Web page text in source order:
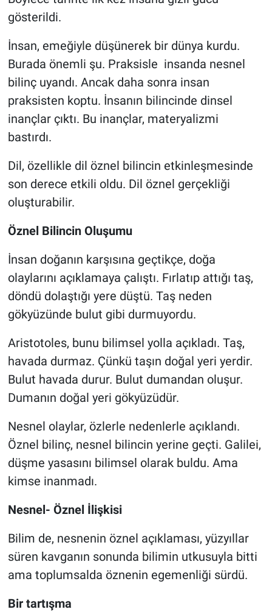
gösterildi.
İnsan, emeğiyle düşünerek bir dünya kurdu.
Burada önemli şu. Praksisle insanda nesnel
bilinç uyandı. Ancak daha sonra insan
praksisten koptu. İnsanın bilincinde dinsel
inançlar çıktı. Bu inançlar, materyalizmi
bastırdı.
Dil, özellikle dil öznel bilincin etkinleşmesinde
son derece etkili oldu. Dil öznel gerçekliği
oluşturabilir.
Öznel Bilincin Oluşumu
İnsan doğanın karşısına geçtikçe, doğa
olaylarını açıklamaya çalıştı. Fırlatıp attığı taş,
döndü dolaştığı yere düştü. Taş neden
gökyüzünde bulut gibi durmuyordu.
Aristotoles, bunu bilimsel yolla açıkladı. Taş,
havada durmaz. Çünkü taşın doğal yeri yerdir.
Bulut havada durur. Bulut dumandan oluşur.
Dumanın doğal yeri gökyüzüdür.
Nesnel olaylar, özlerle nedenlerle açıklandı.
Öznel bilinç, nesnel bilincin yerine geçti. Galilei,
düşme yasasını bilimsel olarak buldu. Ama
kimse inanmadı.
Nesnel- Öznel İlişkisi
Bilim de, nesnenin öznel açıklaması, yüzyıllar
süren kavganın sonunda bilimin utkusuyla bitti
ama toplumsalda öznenin egemenliği sürdü.
Bir tartışma